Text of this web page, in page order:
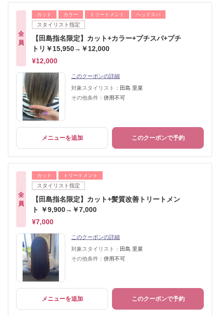
全
員
カット カラー トリートメント ヘッドスパ
スタイリスト指定
【田島指名限定】カット+カラー+プチスパ+プチ
トリ￥15,950→￥12,000
¥12,000
このクーポンの詳細
対象スタイリスト： 田島 里菜
その他条件： 併用不可
メニューを追加 このクーポンで予約
全
員
カット トリートメント
スタイリスト指定
【田島指名限定】カット+髪質改善トリートメン
ト ￥9,900→￥7,000
¥7,000
このクーポンの詳細
対象スタイリスト： 田島 里菜
その他条件： 併用不可
メニューを追加 このクーポンで予約